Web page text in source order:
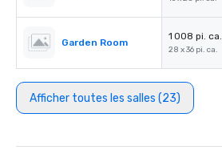
Garden Room
1 008 pi. ca.
28 x 36 pi. ca.
Afficher toutes les salles (23)